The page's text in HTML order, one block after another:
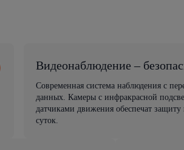
Видеонаблюдение –
Современная система наблюдения с
данных. Камеры с инфракрасной
датчиками движения обеспечат
суток.